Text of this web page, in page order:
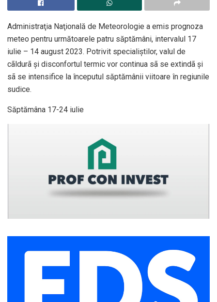
Administraţia Naţională de Meteorologie a emis prognoza
meteo pentru următoarele patru săptămâni, intervalul 17
iulie – 14 august 2023. Potrivit specialiștilor, valul de
cãldurã şi disconfortul termic vor continua sã se extindã şi
sã se intensifice la începutul săptămânii viitoare în regiunile
sudice.
Săptămâna 17-24 iulie